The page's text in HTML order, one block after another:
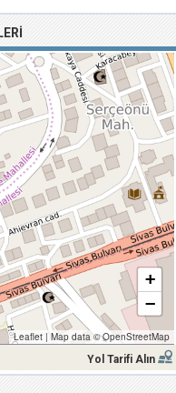
+
−
Leaflet | Map data ©OpenStreetMap
Yol Tarifi Alın